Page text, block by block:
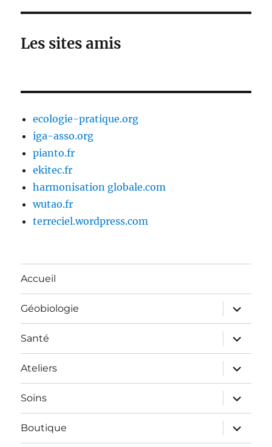
Les sites amis
ecologie-pratique.org
iga-asso.org
pianto.fr
ekitec.fr
harmonisation globale.com
wutao.fr
terreciel.wordpress.com
Accueil
Géobiologie
ouvrir
le
sous-
menu
Santé
ouvrir
le
sous-
menu
Ateliers
ouvrir
le
sous-
menu
Soins
ouvrir
le
sous-
menu
Boutique
ouvrir
le
sous-